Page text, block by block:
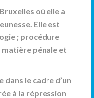
où elle a
Elle est
; procédure
matière pénale et
dans le cadre d’un
à la répression